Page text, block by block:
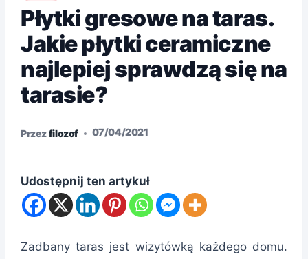
Płytki gresowe na taras.
Jakie płytki ceramiczne
najlepiej sprawdzą się na
tarasie?
Przezfilozof 07/04/2021
Udostępnij ten artykuł
Zadbany taras jest wizytówką każdego domu.